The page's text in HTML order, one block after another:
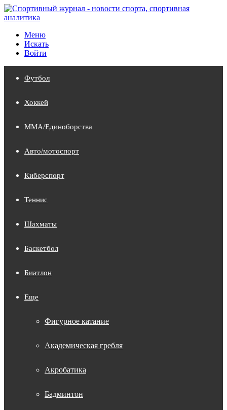
Меню
Искать
Войти
Футбол
Хоккей
MMA/Единоборства
Авто/мотоспорт
Киберспорт
Теннис
Шахматы
Баскетбол
Биатлон
Еще
Фигурное катание
Академическая гребля
Акробатика
Бадминтон